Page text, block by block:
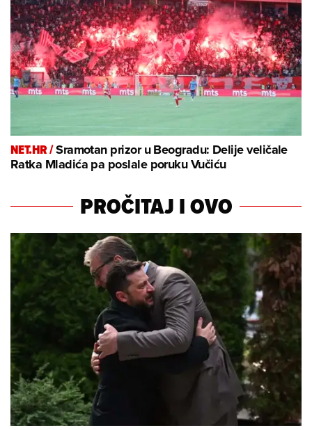
NET.HR /Sramotan prizor u Beogradu: Delije veličale
Ratka Mladića pa poslale poruku Vučiću
PROČITAJ I OVO